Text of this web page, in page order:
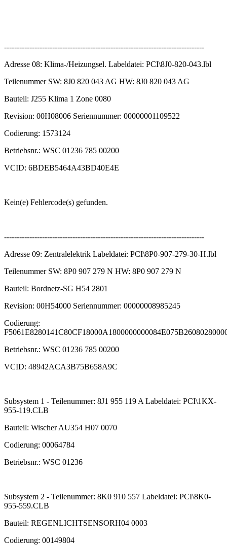
-------------------------------------------------------------------------------
Adresse 08: Klima-/Heizungsel. Labeldatei: PCI\8J0-820-043.lbl
Teilenummer SW: 8J0 820 043 AG HW: 8J0 820 043 AG
Bauteil: J255 Klima 1 Zone 0080
Revision: 00H08006 Seriennummer: 00000001109522
Codierung: 1573124
Betriebsnr.: WSC 01236 785 00200
VCID: 6BDEB5464A43BD40E4E
Kein(e) Fehlercode(s) gefunden.
-------------------------------------------------------------------------------
Adresse 09: Zentralelektrik Labeldatei: PCI\8P0-907-279-30-H.lbl
Teilenummer SW: 8P0 907 279 N HW: 8P0 907 279 N
Bauteil: Bordnetz-SG H54 2801
Revision: 00H54000 Seriennummer: 00000008985245
Codierung:
Betriebsnr.: WSC 01236 785 00200
VCID: 48942ACA3B75B658A9C
Subsystem 1 - Teilenummer: 8J1 955 119 A Labeldatei: PCI\1KX-
955-119.CLB
Bauteil: Wischer AU354 H07 0070
Codierung: 00064784
Betriebsnr.: WSC 01236
Subsystem 2 - Teilenummer: 8K0 910 557 Labeldatei: PCI\8K0-
955-559.CLB
Bauteil: REGENLICHTSENSORH04 0003
Codierung: 00149804